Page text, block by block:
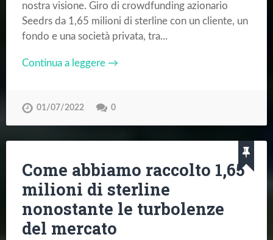
nostra visione. Giro di crowdfunding azionario
Seedrs da 1,65 milioni di sterline con un cliente, un
fondo e una società privata, tra...
Continua a leggere →
01/07/2022 0
Come abbiamo raccolto 1,65
milioni di sterline
nonostante le turbolenze
del mercato